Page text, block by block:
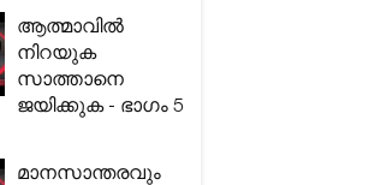
ആത്മാവിൽ
നിറയുക
സാത്താനെ
ജയിക്കുക - ഭാഗം 5
മാനസാന്തരവും